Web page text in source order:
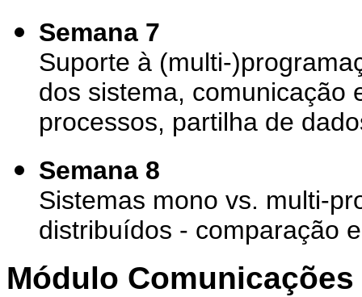
Semana 7
Suporte à (multi-
dos sistema, comunicação
processos, partilha de
Semana 8
Sistemas mono vs. multi-
distribuídos - comparação
Módulo Comunicações